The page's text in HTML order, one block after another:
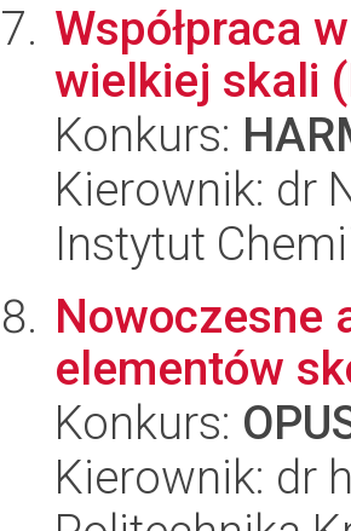
Współpraca
wielkiej skali
Konkurs:
Kierownik: dr
Instytut
Nowoczesne
elementów
Konkurs:
Kierownik: dr